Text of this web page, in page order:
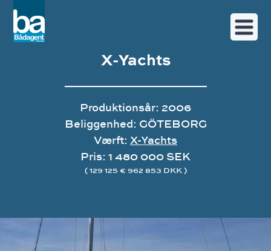
X-Yachts
Produktionsår: 2006
Beliggenhed: GÖTEBORG
Værft: X-Yachts
Pris: 1 480 000 SEK
( 129 125 € 962 853 DKK )